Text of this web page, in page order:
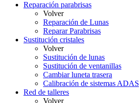
Reparación parabrisas
Volver
Reparación de Lunas
Reparar Parabrisas
Sustitución cristales
Volver
Sustitución de lunas
Sustitución de ventanillas
Cambiar luneta trasera
Calibración de sistemas ADAS
Red de talleres
Volver